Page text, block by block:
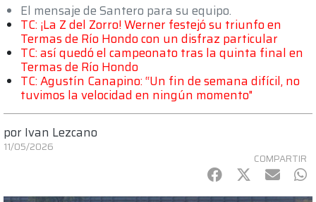
El mensaje de Santero para su equipo.
TC: ¡La Z del Zorro! Werner festejó su triunfo en
Termas de Río Hondo con un disfraz particular
TC: así quedó el campeonato tras la quinta final en
Termas de Río Hondo
TC: Agustín Canapino: “Un fin de semana difícil, no
tuvimos la velocidad en ningún momento"
por Ivan Lezcano
11/05/2026
COMPARTIR
Facebook
Twitter
mail